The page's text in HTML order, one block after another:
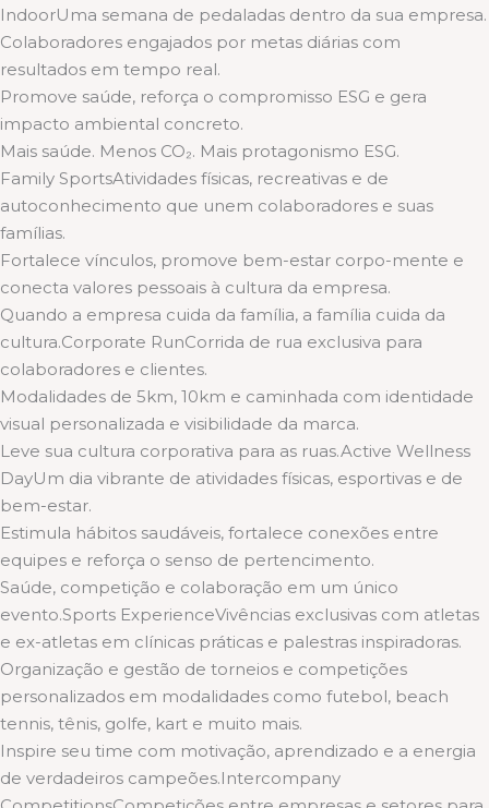
IndoorUma semana de pedaladas dentro da sua empresa.
Colaboradores engajados por metas diárias com
resultados em tempo real.
Promove saúde, reforça o compromisso ESG e gera
impacto ambiental concreto.
Mais saúde. Menos CO₂. Mais protagonismo ESG.
Family SportsAtividades físicas, recreativas e de
autoconhecimento que unem colaboradores e suas
famílias.
Fortalece vínculos, promove bem-estar corpo-mente e
conecta valores pessoais à cultura da empresa.
Quando a empresa cuida da família, a família cuida da
cultura.Corporate RunCorrida de rua exclusiva para
colaboradores e clientes.
Modalidades de 5km, 10km e caminhada com identidade
visual personalizada e visibilidade da marca.
Leve sua cultura corporativa para as ruas.Active Wellness
DayUm dia vibrante de atividades físicas, esportivas e de
bem-estar.
Estimula hábitos saudáveis, fortalece conexões entre
equipes e reforça o senso de pertencimento.
Saúde, competição e colaboração em um único
evento.Sports ExperienceVivências exclusivas com atletas
e ex-atletas em clínicas práticas e palestras inspiradoras.
Organização e gestão de torneios e competições
personalizados em modalidades como futebol, beach
tennis, tênis, golfe, kart e muito mais.
Inspire seu time com motivação, aprendizado e a energia
de verdadeiros campeões.Intercompany